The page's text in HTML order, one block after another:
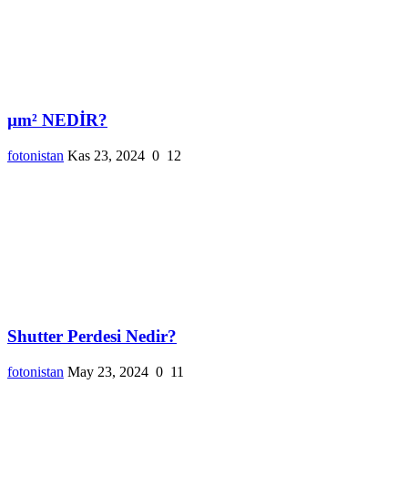
µm² NEDİR?
fotonistan Kas 23, 2024 0 12
Shutter Perdesi Nedir?
fotonistan May 23, 2024 0 11